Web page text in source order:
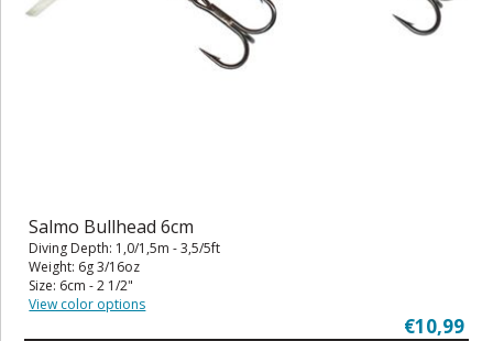
Salmo Bullhead 6cm
Diving Depth: 1,0/1,5m - 3,5/5ft
Weight: 6g 3/16oz
Size: 6cm - 2 1/2"
View color options
€10,99